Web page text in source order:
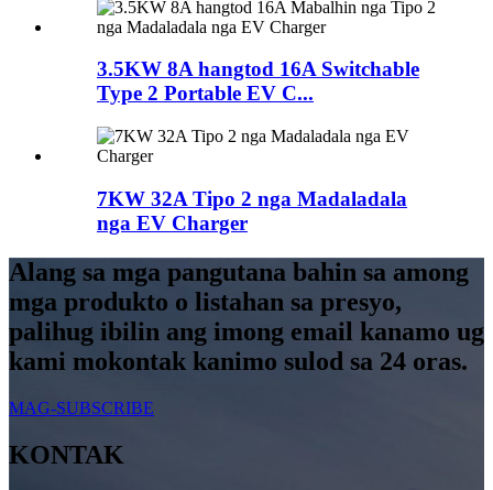
3.5KW 8A hangtod 16A Switchable
Type 2 Portable EV C...
7KW 32A Tipo 2 nga Madaladala
nga EV Charger
Alang sa mga pangutana bahin sa among
mga produkto o listahan sa presyo,
palihug ibilin ang imong email kanamo ug
kami mokontak kanimo sulod sa 24 oras.
MAG-SUBSCRIBE
KONTAK